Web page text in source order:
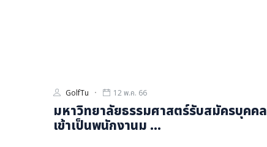
GolfTu 12 พ.ค. 66
มหาวิทยาลัยธรรมศาสตร์รับสมัครบุคคล
เข้าเป็นพนักงานม ...